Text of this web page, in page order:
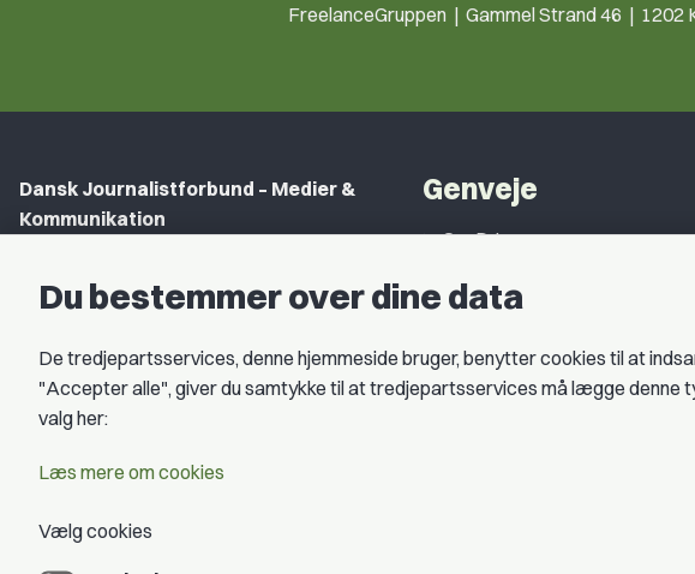
FreelanceGruppen | Gammel Strand 46 | 1202
Dansk Journalistforbund – Medier &
Kommunikation
1202 København K
CVR nr.: 59783718
EAN nr.: 5790002490071
Book samtale
Genveje
Om DJ
DJ in English
Privatlivspolitik
Åbningstider
Du bestemmer over dine data
De tredjepartsservices, denne hjemmeside bruger, benytter cookies til at
"Accepter alle", giver du samtykke til at tredjepartsservices må lægge
valg her:
Læs mere om cookies
Vælg cookies